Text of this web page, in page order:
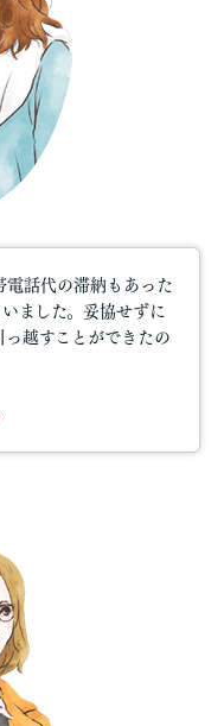
電話代の滞納もあった
ました。妥協せずに
越すことができたの